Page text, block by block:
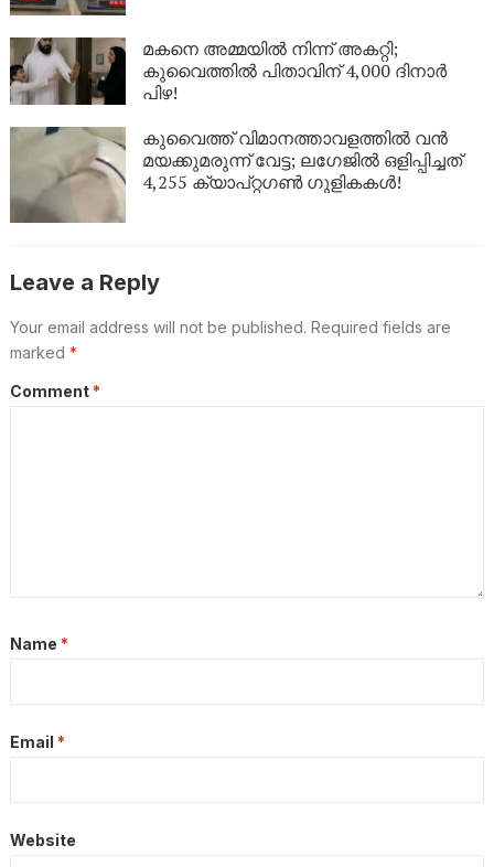
മകനെ അമ്മയിൽ നിന്ന് അകറ്റി;
കുവൈത്തിൽ പിതാവിന് 4,000 ദിനാർ
പിഴ!
കുവൈത്ത് വിമാനത്താവളത്തിൽ വൻ
മയക്കുമരുന്ന് വേട്ട; ലഗേജിൽ ഒളിപ്പിച്ചത്
4,255 ക്യാപ്റ്റഗൺ ഗുളികകൾ!
Leave a Reply
Your email address will not be published. Required fields are
marked *
Comment *
Name *
Email *
Website